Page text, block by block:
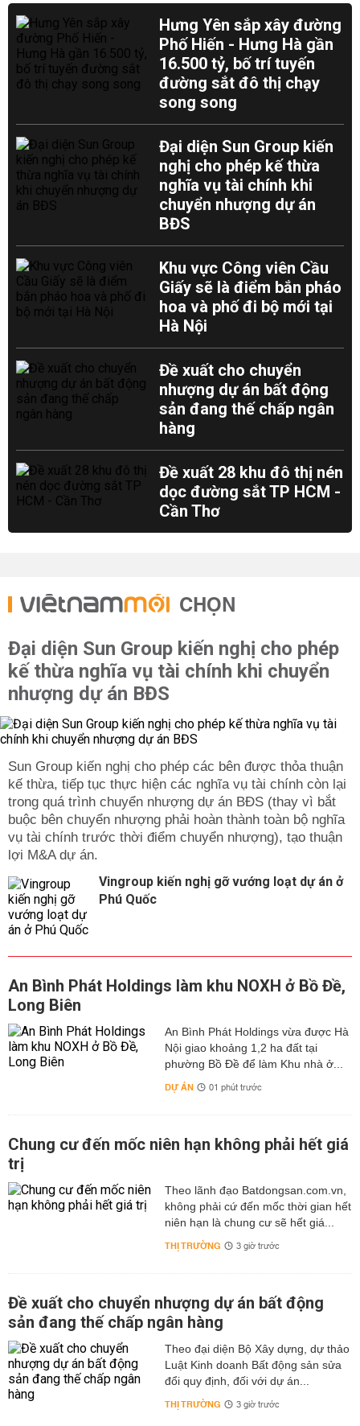
Hưng Yên sắp xây đường
Phố Hiến - Hưng Hà gần
16.500 tỷ, bố trí tuyến
đường sắt đô thị chạy
song song
Đại diện Sun Group kiến
nghị cho phép kế thừa
nghĩa vụ tài chính khi
chuyển nhượng dự án
BĐS
Khu vực Công viên Cầu
Giấy sẽ là điểm bắn pháo
hoa và phố đi bộ mới tại
Hà Nội
Đề xuất cho chuyển
nhượng dự án bất động
sản đang thế chấp ngân
hàng
Đề xuất 28 khu đô thị nén
dọc đường sắt TP HCM -
Cần Thơ
CHỌN
Đại diện Sun Group kiến nghị cho phép
kế thừa nghĩa vụ tài chính khi chuyển
nhượng dự án BĐS
Sun Group kiến nghị cho phép các bên được thỏa thuận
kế thừa, tiếp tục thực hiện các nghĩa vụ tài chính còn lại
trong quá trình chuyển nhượng dự án BĐS (thay vì bắt
buộc bên chuyển nhượng phải hoàn thành toàn bộ nghĩa
vụ tài chính trước thời điểm chuyển nhượng), tạo thuận
lợi M&A dự án.
Vingroup kiến nghị gỡ vướng loạt dự án ở
Phú Quốc
An Bình Phát Holdings làm khu NOXH ở Bồ Đề,
Long Biên
An Bình Phát Holdings vừa được Hà
Nội giao khoảng 1,2 ha đất tại
phường Bồ Đề để làm Khu nhà ở...
DỰ ÁN 01 phút trước
Chung cư đến mốc niên hạn không phải hết giá
trị
Theo lãnh đạo Batdongsan.com.vn,
không phải cứ đến mốc thời gian hết
niên hạn là chung cư sẽ hết giá...
THỊ TRƯỜNG 3 giờ trước
Đề xuất cho chuyển nhượng dự án bất động
sản đang thế chấp ngân hàng
Theo đại diện Bộ Xây dựng, dự thảo
Luật Kinh doanh Bất động sản sửa
đổi quy định, đối với dự án...
THỊ TRƯỜNG 3 giờ trước